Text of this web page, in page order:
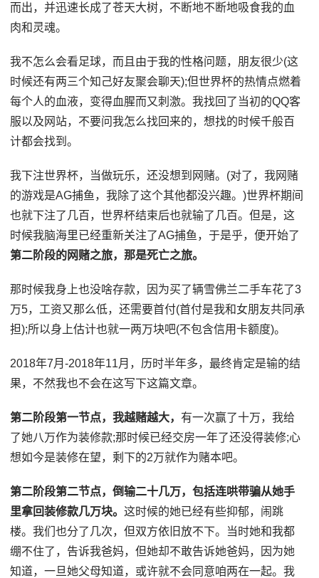
而出，并迅速长成了苍天大树，不断地不断地吸食我的血
肉和灵魂。
我不怎么会看足球，而且由于我的性格问题，朋友很少(这
时候还有两三个知己好友聚会聊天);但世界杯的热情点燃着
每个人的血液，变得血腥而又刺激。我找回了当初的QQ客
服以及网站，不要问我怎么找回来的，想找的时候千般百
计都会找到。
我下注世界杯，当做玩乐，还没想到网赌。(对了，我网赌
的游戏是AG捕鱼，我除了这个其他都没兴趣。)世界杯期间
也就下注了几百，世界杯结束后也就输了几百。但是，这
时候我脑海里已经重新关注了AG捕鱼，于是乎，便开始了
第二阶段的网赌之旅，那是死亡之旅。
那时候我身上也没啥存款，因为买了辆雪佛兰二手车花了3
万5，工资又那么低，还需要首付(首付是我和女朋友共同承
担);所以身上估计也就一两万块吧(不包含信用卡额度)。
2018年7月-2018年11月，历时半年多，最终肯定是输的结
果，不然我也不会在这写下这篇文章。
第二阶段第一节点，我越赌越大，有一次赢了十万，我给
了她八万作为装修款;那时候已经交房一年了还没得装修;心
想如今是装修在望，剩下的2万就作为赌本吧。
第二阶段第二节点，倒输二十几万，包括连哄带骗从她手
里拿回装修款几万块。这时候的她已经有些抑郁，闹跳
楼。我们也分了几次，但双方依旧放不下。当时她和我都
绷不住了，告诉我爸妈，但她却不敢告诉她爸妈，因为她
知道，一旦她父母知道，或许就不会同意咱两在一起。我